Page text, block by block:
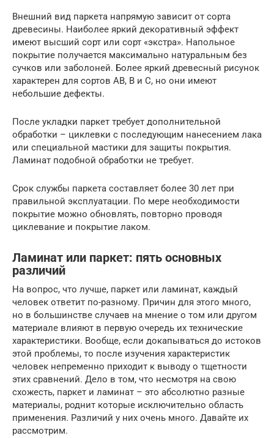
Внешний вид паркета напрямую зависит от сорта
древесины. Наиболее яркий декоративный эффект
имеют высший сорт или сорт «экстра». Напольное
покрытие получается максимально натуральным без
сучков или заболоней. Более яркий древесный рисунок
характерен для сортов АВ, В и С, но они имеют
небольшие дефекты.
После укладки паркет требует дополнительной
обработки – циклевки с последующим нанесением лака
или специальной мастики для защиты покрытия.
Ламинат подобной обработки не требует.
Срок службы паркета составляет более 30 лет при
правильной эксплуатации. По мере необходимости
покрытие можно обновлять, повторно проводя
циклевание и покрытие лаком.
Ламинат или паркет: пять основных
различий
На вопрос, что лучше, паркет или ламинат, каждый
человек ответит по-разному. Причин для этого много,
но в большинстве случаев на мнение о том или другом
материале влияют в первую очередь их технические
характеристики. Вообще, если докапываться до истоков
этой проблемы, то после изучения характеристик
человек непременно приходит к выводу о тщетности
этих сравнений. Дело в том, что несмотря на свою
схожесть, паркет и ламинат – это абсолютно разные
материалы, роднит которые исключительно область
применения. Различий у них очень много. Давайте их
рассмотрим.